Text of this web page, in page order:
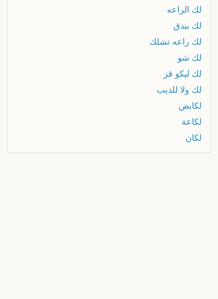
لك الراعه
لك بندق
لك راعه تشلك
لك شو
لك ليكو قز
لك ولا للذيب
لكابض
لكاعة
لكان